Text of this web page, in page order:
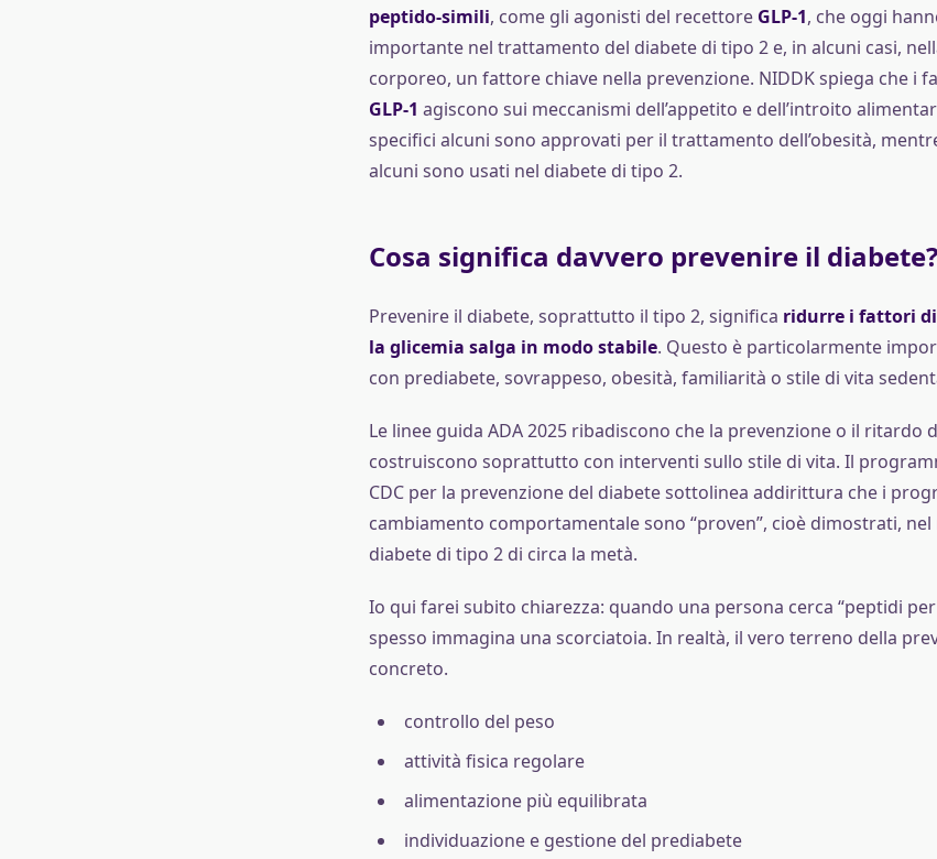
peptido-simili, come gli agonisti del recettore GLP-1, che oggi
importante nel trattamento del diabete di tipo 2 e, in alcuni casi,
corporeo, un fattore chiave nella prevenzione. NIDDK spiega che i
GLP-1 agiscono sui meccanismi dell’appetito e dell’introito
specifici alcuni sono approvati per il trattamento dell’obesità,
alcuni sono usati nel diabete di tipo 2.
Cosa significa davvero prevenire il diabete?
Prevenire il diabete, soprattutto il tipo 2, significa ridurre i fattori
la glicemia salga in modo stabile. Questo è particolarmente
con prediabete, sovrappeso, obesità, familiarità o stile di vita
Le linee guida ADA 2025 ribadiscono che la prevenzione o il ritardo
costruiscono soprattutto con interventi sullo stile di vita. Il
CDC per la prevenzione del diabete sottolinea addirittura che i
cambiamento comportamentale sono “proven”, cioè dimostrati,
diabete di tipo 2 di circa la metà.
Io qui farei subito chiarezza: quando una persona cerca “peptidi
spesso immagina una scorciatoia. In realtà, il vero terreno della
concreto.
controllo del peso
attività fisica regolare
alimentazione più equilibrata
individuazione e gestione del prediabete